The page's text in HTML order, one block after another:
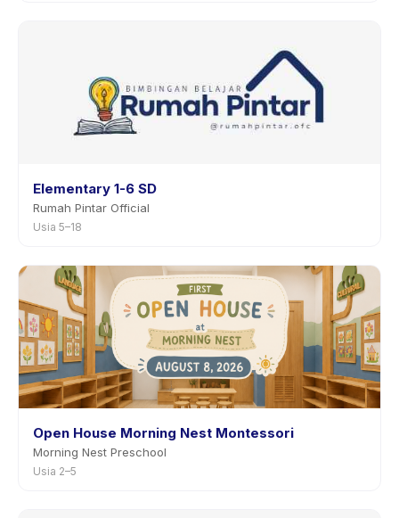
Elementary 1-6 SD
Rumah Pintar Official
Usia 5–18
Open House Morning Nest Montessori
Morning Nest Preschool
Usia 2–5